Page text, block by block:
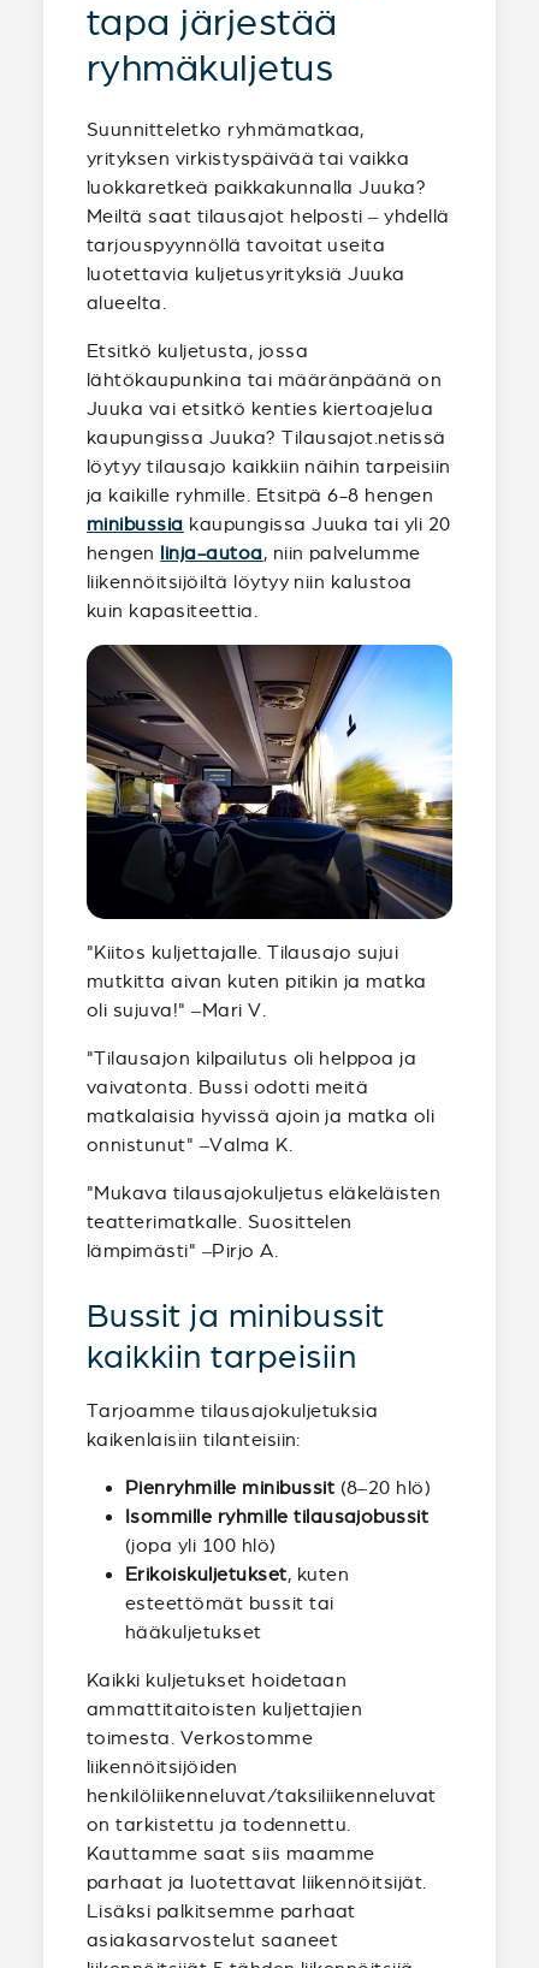
tapa järjestää
ryhmäkuljetus
Suunnitteletko ryhmämatkaa,
yrityksen virkistyspäivää tai vaikka
luokkaretkeä paikkakunnalla Juuka?
Meiltä saat tilausajot helposti – yhdellä
tarjouspyynnöllä tavoitat useita
luotettavia kuljetusyrityksiä Juuka
alueelta.
Etsitkö kuljetusta, jossa
lähtökaupunkina tai määränpäänä on
Juuka vai etsitkö kenties kiertoajelua
kaupungissa Juuka? Tilausajot.netissä
löytyy tilausajo kaikkiin näihin tarpeisiin
ja kaikille ryhmille. Etsitpä 6-8 hengen
minibussia kaupungissa Juuka tai yli 20
hengen linja-autoa, niin palvelumme
liikennöitsijöiltä löytyy niin kalustoa
kuin kapasiteettia.
"Kiitos kuljettajalle. Tilausajo sujui
mutkitta aivan kuten pitikin ja matka
oli sujuva!" –Mari V.
"Tilausajon kilpailutus oli helppoa ja
vaivatonta. Bussi odotti meitä
matkalaisia hyvissä ajoin ja matka oli
onnistunut" –Valma K.
"Mukava tilausajokuljetus eläkeläisten
teatterimatkalle. Suosittelen
lämpimästi" –Pirjo A.
Bussit ja minibussit
kaikkiin tarpeisiin
Tarjoamme tilausajokuljetuksia
kaikenlaisiin tilanteisiin:
Pienryhmille minibussit (8–20 hlö)
Isommille ryhmille tilausajobussit
(jopa yli 100 hlö)
Erikoiskuljetukset, kuten
esteettömät bussit tai
hääkuljetukset
Kaikki kuljetukset hoidetaan
ammattitaitoisten kuljettajien
toimesta. Verkostomme
liikennöitsijöiden
henkilöliikenneluvat/taksiliikenneluvat
on tarkistettu ja todennettu.
Kauttamme saat siis maamme
parhaat ja luotettavat liikennöitsijät.
Lisäksi palkitsemme parhaat
asiakasarvostelut saaneet